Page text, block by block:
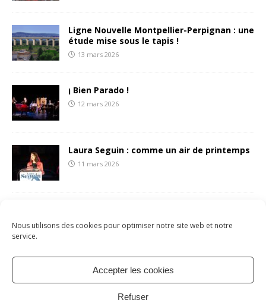
Nous utilisons des cookies pour optimiser notre site web et notre
service.
Accepter les cookies
Refuser
Ligne Nouvelle Montpellier-Perpignan : une
étude mise sous le tapis !
13 mars 2026
¡ Bien Parado !
12 mars 2026
Laura Seguin : comme un air de printemps
11 mars 2026
sétois.es
Politique de cookies